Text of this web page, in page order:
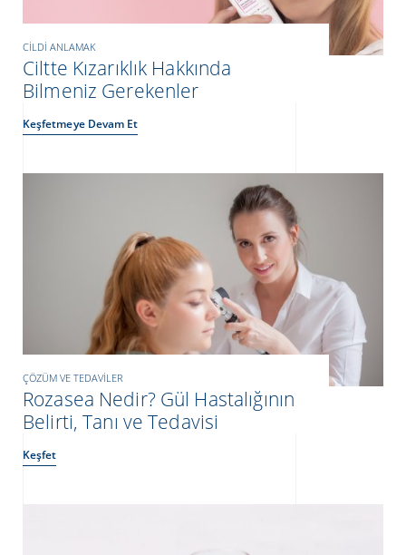
CILDI ANLAMAK
Ciltte Kızarıklık Hakkında
Bilmeniz Gerekenler
Keşfetmeye Devam Et
ÇÖZÜM VE TEDAVILER
Rozasea Nedir? Gül Hastalığının
Belirti, Tanı ve Tedavisi
Keşfet